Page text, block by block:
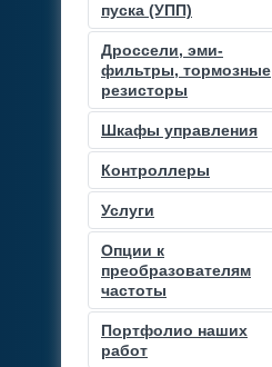
пуска (УПП)
Дроссели, эми-
фильтры, тормозные
резисторы
Шкафы управления
Контроллеры
Услуги
Опции к
преобразователям
частоты
Портфолио наших
работ